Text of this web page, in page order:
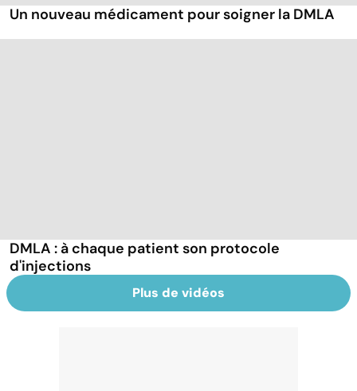
Un nouveau médicament pour soigner la DMLA
DMLA : à chaque patient son protocole
d'injections
Plus de vidéos